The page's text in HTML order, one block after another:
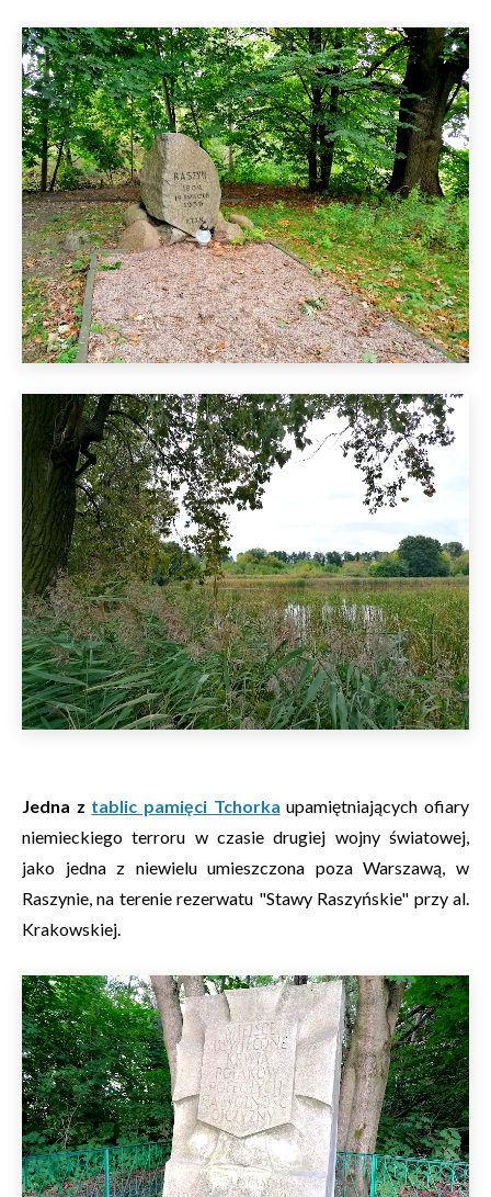
Jedna z tablic pamięci Tchorka upamiętniających ofiary
niemieckiego terroru w czasie drugiej wojny światowej,
jako jedna z niewielu umieszczona poza Warszawą, w
Raszynie, na terenie rezerwatu "Stawy Raszyńskie" przy al.
Krakowskiej.